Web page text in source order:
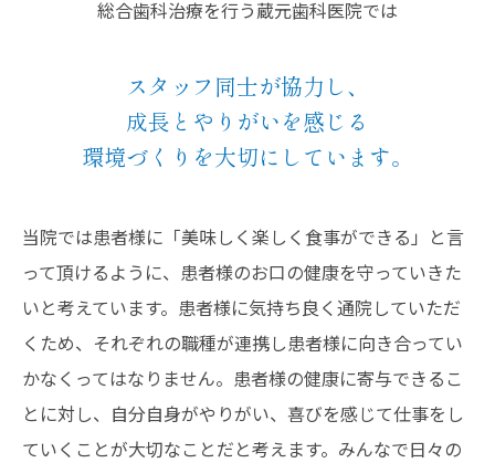
総合歯科治療を行う蔵元歯科医院では
スタッフ同士が協力し、
成長とやりがいを感じる
環境づくりを大切にしています。
当院では患者様に「美味しく楽しく食事ができる」と言
って頂けるように、患者様のお口の健康を守っていきた
いと考えています。患者様に気持ち良く通院していただ
くため、それぞれの職種が連携し患者様に向き合ってい
かなくってはなりません。患者様の健康に寄与できるこ
とに対し、自分自身がやりがい、喜びを感じて仕事をし
ていくことが大切なことだと考えます。みんなで日々の